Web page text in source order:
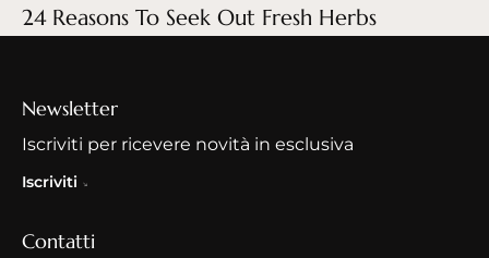
24 Reasons To Seek Out Fresh Herbs
Newsletter
Iscriviti per ricevere novità in esclusiva
Iscriviti
Contatti